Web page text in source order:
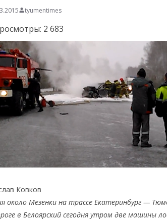
tyumentimes
2 683
Ковков
около Мезенки на трассе Екатеринбург —
в Белоярский сегодня утром две машины